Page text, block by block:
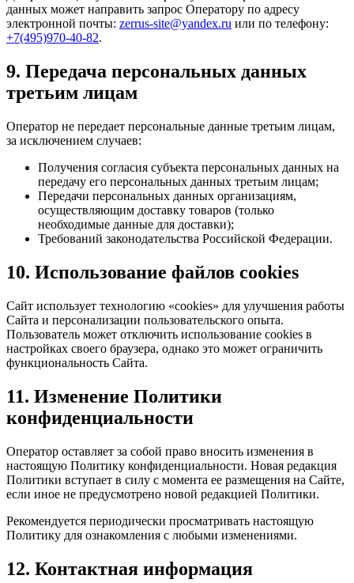
данных может направить запрос Оператору по адресу
электронной почты: zerrus-site@yandex.ru или по телефону:
+7(495)970-40-82.
9. Передача персональных данных
третьим лицам
Оператор не передает персональные данные третьим лицам,
за исключением случаев:
Получения согласия субъекта персональных данных на
передачу его персональных данных третьим лицам;
Передачи персональных данных организациям,
осуществляющим доставку товаров (только
необходимые данные для доставки);
Требований законодательства Российской Федерации.
10. Использование файлов cookies
Сайт использует технологию «cookies» для улучшения работы
Сайта и персонализации пользовательского опыта.
Пользователь может отключить использование cookies в
настройках своего браузера, однако это может ограничить
функциональность Сайта.
11. Изменение Политики
конфиденциальности
Оператор оставляет за собой право вносить изменения в
настоящую Политику конфиденциальности. Новая редакция
Политики вступает в силу с момента ее размещения на Сайте,
если иное не предусмотрено новой редакцией Политики.
Рекомендуется периодически просматривать настоящую
Политику для ознакомления с любыми изменениями.
12. Контактная информация